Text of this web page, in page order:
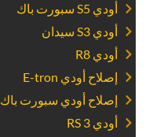
‏أودي S5 سبورت باك‏
‏أودي S3 سيدان‏
‏أودي R8‏
‏إصلاح أودي E-tron‏
‏إصلاح أودي سبورت باك‏
‏أودي RS 3‏